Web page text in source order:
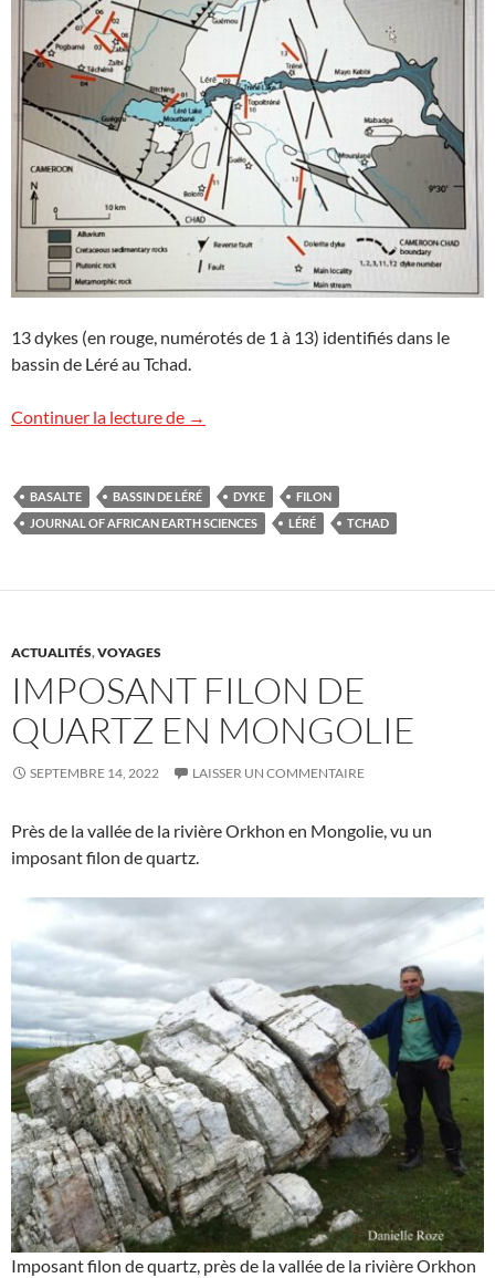
13 dykes (en rouge, numérotés de 1 à 13) identifiés dans le
bassin de Léré au Tchad.
Continuer la lecture de Activité magmatique dans le bassin de
→
BASALTE BASSIN DE LÉRÉ DYKE
FILON
JOURNAL OF AFRICAN EARTH SCIENCES
LÉRÉ TCHAD
ACTUALITÉS,VOYAGES
IMPOSANT FILON DE
QUARTZ EN MONGOLIE
SEPTEMBRE 14, 2022 LAISSER UN COMMENTAIRE
Près de la vallée de la rivière Orkhon en Mongolie, vu un
imposant filon de quartz.
Imposant filon de quartz, près de la vallée de la rivière Orkhon